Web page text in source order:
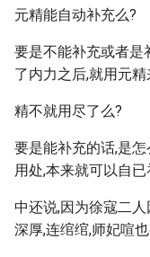
元精能自动补充么?
要是不能补充或者是
了内力之后,就用元
精不就用尽了么?
要是能补充的话,是
用处,本来就可以自
中还说,因为徐寇二
深厚,连绾绾,师妃喧